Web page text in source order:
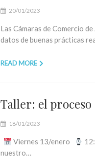
20/01/2023
Las Cámaras de Comercio
datos de buenas prácticas
READ MORE
Taller: el
18/01/2023
Viernes 13/enero
nuestro…